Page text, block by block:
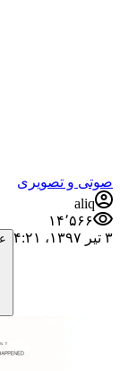
صوتی و تصویری
aliq
۱۴٬۵۶۶
۳ تیر ۱۳۹۷،‏ ۴:۲۱